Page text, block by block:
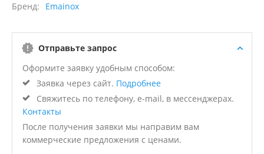
Бренд
Emainox
Отправьте запрос
Оформите заявку удобным способом:
Заявка через сайт. Подробнее
Свяжитесь по телефону, e-mail, в мессенджерах.
Контакты
После получения заявки мы направим вам
коммерческие предложения с ценами.